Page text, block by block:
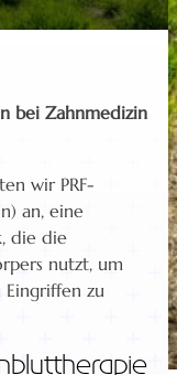
bei Zahnmedizin
wir PRF-
an, eine
die die
nutzt, um
zu